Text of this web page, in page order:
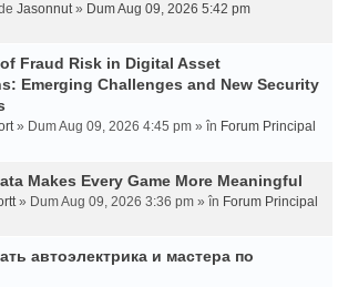
Jasonnut» Dum Aug 09, 2026 5:42 pm
Fraud Risk in Digital Asset
Emerging Challenges and New Security
» Dum Aug 09, 2026 4:45 pm » în Forum Principal
Makes Every Game More Meaningful
» Dum Aug 09, 2026 3:36 pm » în Forum Principal
автоэлектрика и мастера по